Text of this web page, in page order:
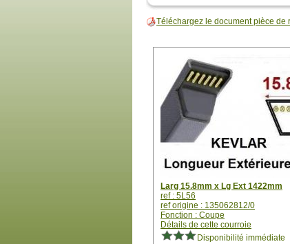
Téléchargez le document pièce
Larg 15.8mm x Lg Ext 1422mm
ref : 5L56
ref origine : 135062812/0
Fonction : Coupe
Détails de cette courroie
Disponibilité immédiate